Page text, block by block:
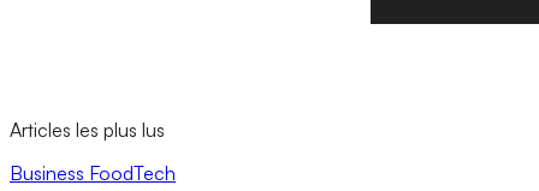
Articles les plus lus
Business FoodTech